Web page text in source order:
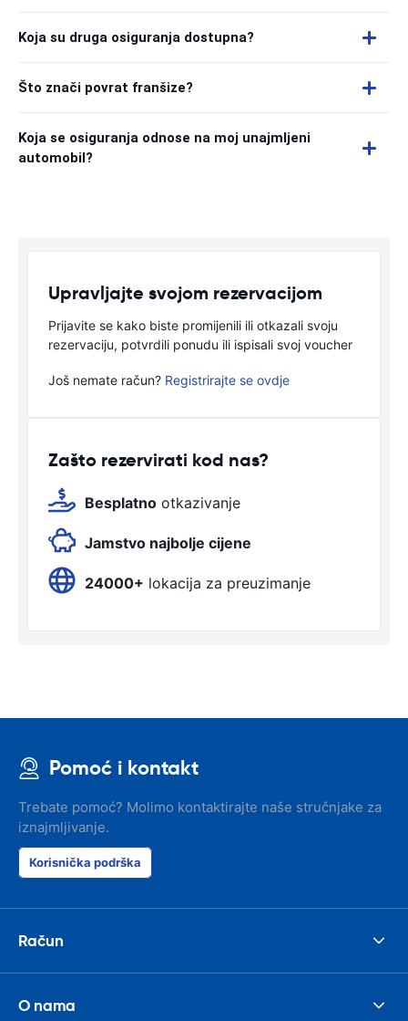
Koja su druga osiguranja dostupna?
Što znači povrat franšize?
Koja se osiguranja odnose na moj unajmljeni
automobil?
Upravljajte svojom rezervacijom
Prijavite se kako biste promijenili ili otkazali svoju
rezervaciju, potvrdili ponudu ili ispisali svoj voucher
Još nemate račun? Registrirajte se ovdje
Zašto rezervirati kod nas?
Besplatno otkazivanje
Jamstvo najbolje cijene
24000+ lokacija za preuzimanje
Pomoć i kontakt
Trebate pomoć? Molimo kontaktirajte naše stručnjake za
iznajmljivanje.
Korisnička podrška
Račun
O nama